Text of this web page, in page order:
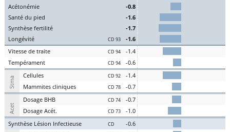
Acétonémie
-0.8
Santé du pied
-1.6
Synthèse fertilité
-1.7
Longévité CD 93
-1.6
Vitesse de traite CD 94
-1.4
Tempérament CD 94 -0.6
Stma Cellules CD 92
-1.4
Mammites cliniques CD 78 -0.7
Acet
Dosage BHB CD 74
-0.7
Dosage Acét. CD 73
-1.0
Synthèse Lésion Infectieuse CD -0.6